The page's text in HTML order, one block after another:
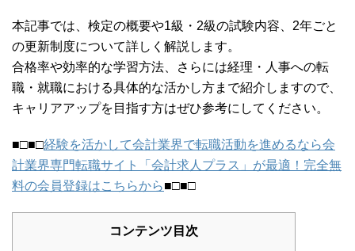
本記事では、検定の概要や1級・2級の試験内容、2年ごと
の更新制度について詳しく解説します。
合格率や効率的な学習方法、さらには経理・人事への転
職・就職における具体的な活かし方まで紹介しますので、
キャリアアップを目指す方はぜひ参考にしてください。
■□■□経験を活かして会計業界で転職活動を進めるなら会
計業界専門転職サイト「会計求人プラス」が最適！完全無
料の会員登録はこちらから■□■□
コンテンツ目次